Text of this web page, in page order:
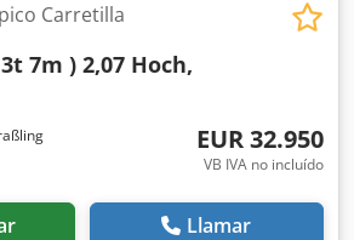
Carretilla
7m ) 2,07 Hoch,
EUR 32.950
VB IVA no incluído
Llamar